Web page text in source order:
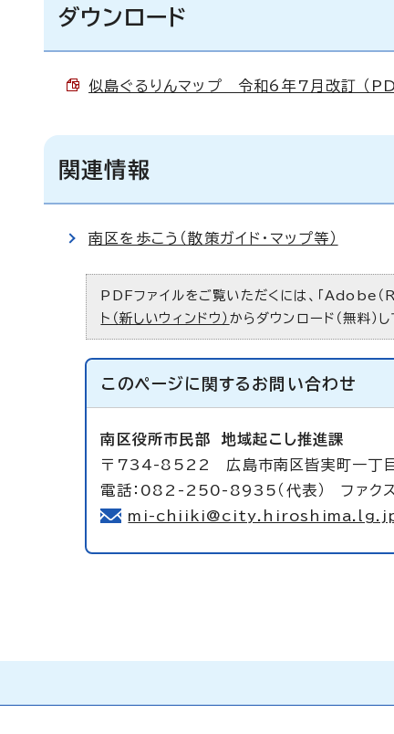
ダウンロード
似島ぐるりんマップ 令和6年7月改訂 （
関連情報
南区を歩こう（散策ガイド・マップ等）
PDFファイルをご覧いただくには、「Adobe（
ト（新しいウィンドウ） からダウンロード（無料）し
このページに関する お問い合わせ
南区役所市民部地域起こし推進課
〒734-8522 広島市南区皆実町一丁
電話：082-250-8935（代表） ファ
mi-